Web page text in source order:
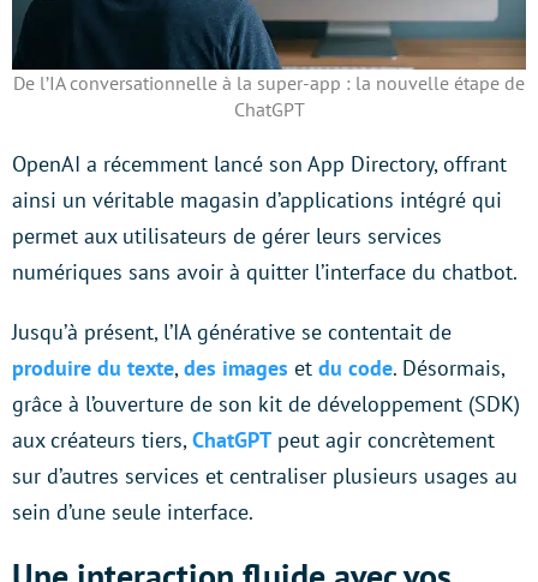
De l’IA conversationnelle à la super-app : la nouvelle étape de
ChatGPT
OpenAI a récemment lancé son App Directory, offrant
ainsi un véritable magasin d’applications intégré qui
permet aux utilisateurs de gérer leurs services
numériques sans avoir à quitter l’interface du chatbot.
Jusqu’à présent, l’IA générative se contentait de
produire du texte,des images et du code. Désormais,
grâce à l’ouverture de son kit de développement (SDK)
aux créateurs tiers,ChatGPT peut agir concrètement
sur d’autres services et centraliser plusieurs usages au
sein d’une seule interface.